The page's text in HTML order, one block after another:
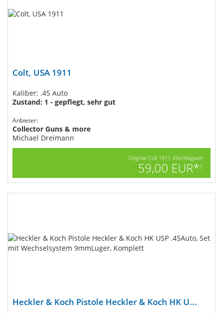
Colt, USA 1911
Kaliber: .45 Auto
Zustand: 1 - gepflegt, sehr gut
Anbieter:
Collector Guns & more
Michael Dreimann
Original Colt 1911 45erMagazin
59,00 EUR*1
Heckler & Koch Pistole Heckler & Koch HK U...